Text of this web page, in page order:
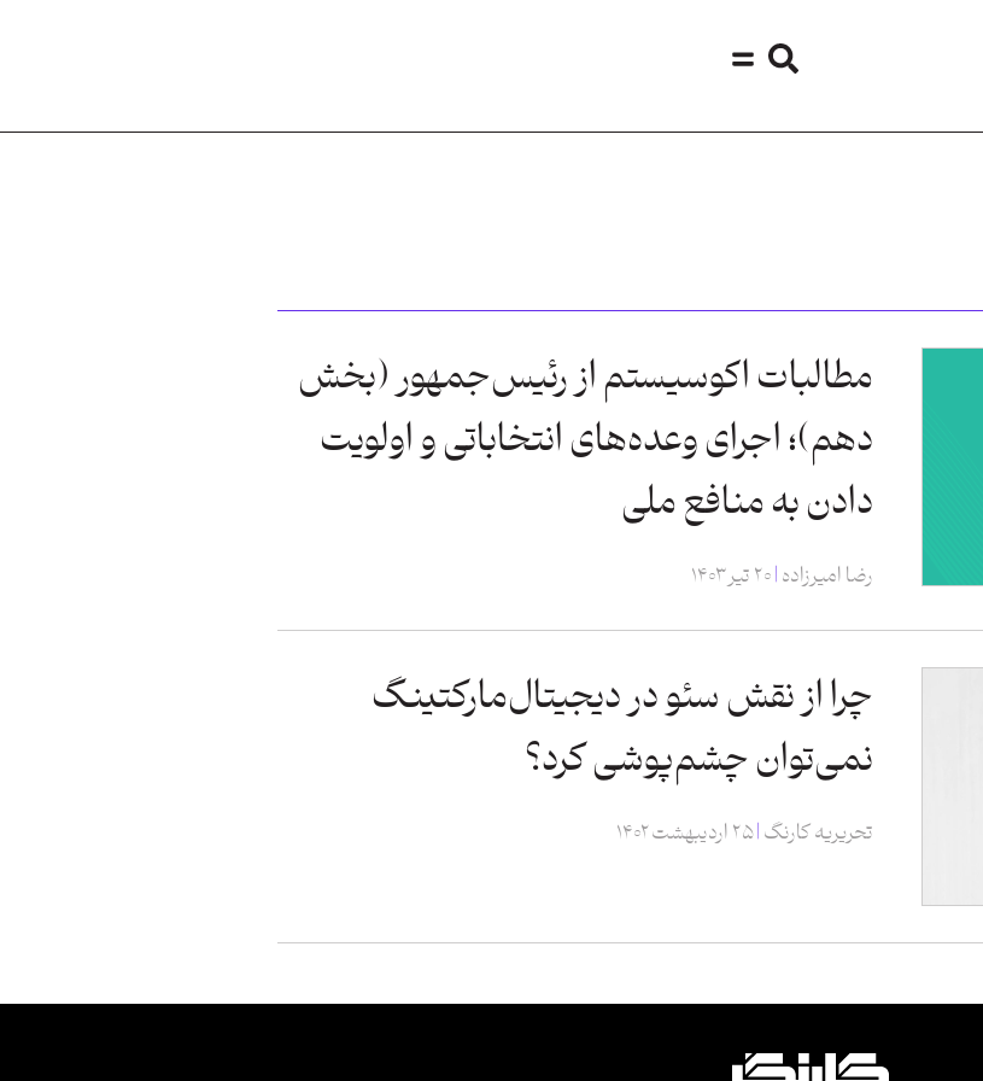
مطالبات اکوسیستم از رئیس‌جمهور (بخش
دهم)؛ اجرای وعده‌های انتخاباتی و ⁠اولویت
دادن به منافع ملی
رضا امیرزاده ۲۰ تیر ۱۴۰۳
چرا از نقش سئو در دیجیتال‌مارکتینگ
نمی‌توان چشم‌پوشی کرد؟
تحریریه کارنگ ۲۵ اردیبهشت ۱۴۰۲